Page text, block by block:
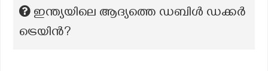
ഇന്ത്യയിലെ ആദ്യത്തെ ഡബിൾ ഡക്കർ
ട്രെയിൻ?